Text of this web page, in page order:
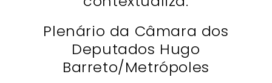
Plenário da Câmara dos
Deputados Hugo
Barreto/Metrópoles